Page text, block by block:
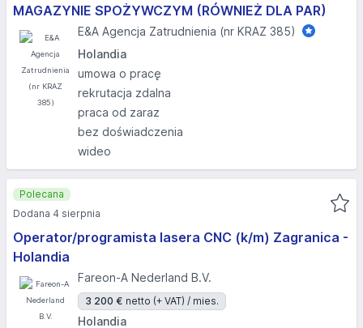
MAGAZYNIE SPOŻYWCZYM (RÓWNIEŻ DLA PAR)
E&A Agencja Zatrudnienia (nr KRAZ 385)
Holandia
umowa o pracę
rekrutacja zdalna
praca od zaraz
bez doświadczenia
wideo
Operator/programista lasera CNC (k/m) Zagranica -
Holandia
Fareon-A Nederland B.V.
3 200 € netto (+ VAT) / mies.
Holandia
Polecana
Dodana 4 sierpnia